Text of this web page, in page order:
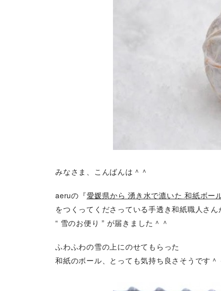
みなさま、こんばんは＾＾
aeruの『愛媛県から 湧き水で漉いた 和紙ボー
をつくってくださっている手透き和紙職人さん
“ 雪のお便り ” が届きました ＾＾
ふわふわの雪の上にのせてもらった
和紙のボール、とっても気持ち良さそうです＾